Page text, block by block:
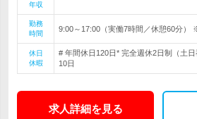
年収
勤務
時間
9:00～17:00（実働7時間／休憩60分）
休日
休暇
# 年間休日120日* 完全週休2日制（土
10日
求人詳細を見る